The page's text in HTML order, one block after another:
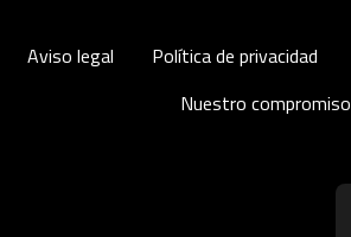
Aviso legal Política de privacidad
Nuestro compromiso